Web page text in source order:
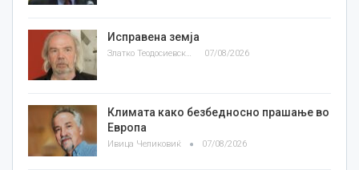
Исправена земја
Златко Теодосиевски 07/08/2026
Климата како безбедносно прашање во
Европа
Ивица Челиковиќ 07/08/2026